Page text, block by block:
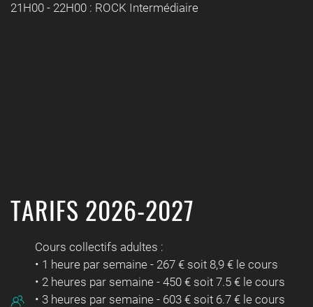
21H00 - 22H00 : ROCK Intermédiaire
TARIFS 2026-2027
Cours collectifs adultes :
• 1 heure par semaine - 267 € soit 8,9 € le cours
• 2 heures par semaine - 450 € soit 7.5 € le cours
• 3 heures par semaine - 603 € soit 6.7 € le cours